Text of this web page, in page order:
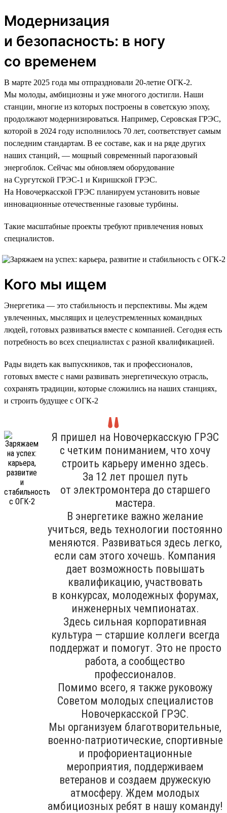
Модернизация
и безопасность: в ногу
со временем
В марте 2025 года мы отпраздновали 20-летие ОГК-2.
Мы молоды, амбициозны и уже многого достигли. Наши
станции, многие из которых построены в советскую эпоху,
продолжают модернизироваться. Например, Серовская ГРЭС,
которой в 2024 году исполнилось 70 лет, соответствует самым
последним стандартам. В ее составе, как и на ряде других
наших станций, — мощный современный парогазовый
энергоблок. Сейчас мы обновляем оборудование
на Сургутской ГРЭС-1 и Киришской ГРЭС.
На Новочеркасской ГРЭС планируем установить новые
инновационные отечественные газовые турбины.
Такие масштабные проекты требуют привлечения новых
специалистов.
Кого мы ищем
Энергетика — это стабильность и перспективы. Мы ждем
увлеченных, мыслящих и целеустремленных командных
людей, готовых развиваться вместе с компанией. Сегодня есть
потребность во всех специалистах с разной квалификацией.
Рады видеть как выпускников, так и профессионалов,
готовых вместе с нами развивать энергетическую отрасль,
сохранять традиции, которые сложились на наших станциях,
и строить будущее с ОГК-2
Я пришел на Новочеркасскую ГРЭС
с четким пониманием, что хочу
строить карьеру именно здесь.
За 12 лет прошел путь
от электромонтера до старшего
мастера.
В энергетике важно желание
учиться, ведь технологии постоянно
меняются. Развиваться здесь легко,
если сам этого хочешь. Компания
дает возможность повышать
квалификацию, участвовать
в конкурсах, молодежных форумах,
инженерных чемпионатах.
Здесь сильная корпоративная
культура — старшие коллеги всегда
поддержат и помогут. Это не просто
работа, а сообщество
профессионалов.
Помимо всего, я также руковожу
Советом молодых специалистов
Новочеркасской ГРЭС.
Мы организуем благотворительные,
военно-патриотические, спортивные
и профориентационные
мероприятия, поддерживаем
ветеранов и создаем дружескую
атмосферу. Ждем молодых
амбициозных ребят в нашу команду!